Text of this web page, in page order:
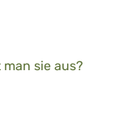
sie aus?